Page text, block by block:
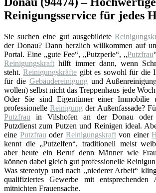
Reinigungsservice für jedes
Sie suchen eine gut ausgebildete
der Donau? Dann herzlich willkommen auf
Portal. Eine „gute Fee“, „Putzperle“, „Putzfrau
Reinigungskraft hilft immer dann, wenn
steht.Reinigungskräfte gibt es sowohl für die
für die Gebäudereinigung und
wollen) selbst nicht das Treppenhaus jede
Oder Sie sind Eigentümer einer Immobilie
professionelle Reinigung der Außenfassade?
Putzfrau in Vilshofen an der Donau oder
Putzdienst zum Putzen und Reinigen ideal.
eine Putzfrau oder Reinigungskraftvon einer
kennt die „Putzelfen“, traditionell meist
aber heute ein Beruf denn Männer wie
können dabei gleich gut professionelle
Was stereotyp und nach „niederer Arbeit“
qualifiziertes Gewerbe mit entsprechenden
mitnichten Frauensache.